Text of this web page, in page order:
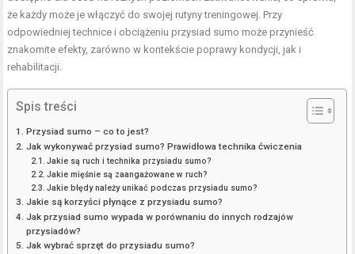
że każdy może je włączyć do swojej rutyny treningowej. Przy
odpowiedniej technice i obciążeniu przysiad sumo może przynieść
znakomite efekty, zarówno w kontekście poprawy kondycji, jak i
rehabilitacji.
Spis treści
Przysiad sumo – co to jest?
Jak wykonywać przysiad sumo? Prawidłowa technika ćwiczenia
Jakie są ruch i technika przysiadu sumo?
Jakie mięśnie są zaangażowane w ruch?
Jakie błędy należy unikać podczas przysiadu sumo?
Jakie są korzyści płynące z przysiadu sumo?
Jak przysiad sumo wypada w porównaniu do innych rodzajów
przysiadów?
Jak wybrać sprzęt do przysiadu sumo?